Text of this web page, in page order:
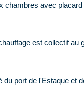
chambres avec
est collectif
du port de l'Estaque et